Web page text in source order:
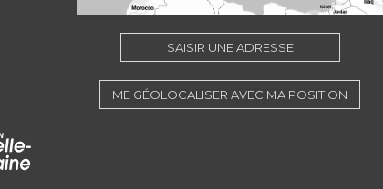
SAISIR UNE ADRESSE
ME GÉOLOCALISER AVEC MA POSITION